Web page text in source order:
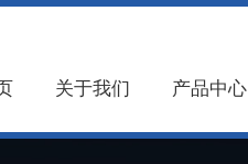
关于我们 产品中心